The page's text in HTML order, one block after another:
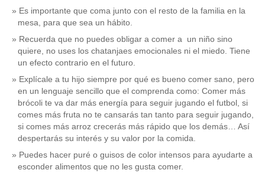
Es importante que coma junto con el resto de la familia en la
mesa, para que sea un hábito.
Recuerda que no puedes obligar a comer a un niño sino
quiere, no uses los chatanjaes emocionales ni el miedo. Tiene
un efecto contrario en el futuro.
Explícale a tu hijo siempre por qué es bueno comer sano, pero
en un lenguaje sencillo que el comprenda como: Comer más
brócoli te va dar más energía para seguir jugando el futbol, si
comes más fruta no te cansarás tan tanto para seguir jugando,
si comes más arroz crecerás más rápido que los demás… Así
despertarás su interés y su valor por la comida.
Puedes hacer puré o guisos de color intensos para ayudarte a
esconder alimentos que no les gusta comer.